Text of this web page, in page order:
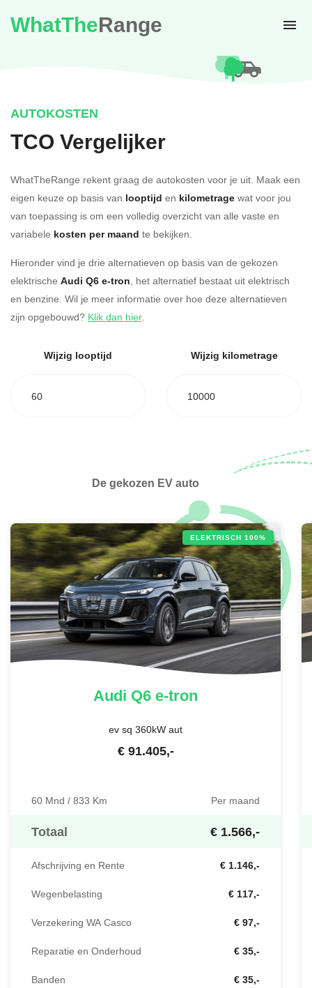
WhatTheRange
AUTOKOSTEN
TCO Vergelijker
WhatTheRange rekent graag de autokosten voor je uit. Maak een
eigen keuze op basis van looptijd en kilometrage wat voor jou
van toepassing is om een volledig overzicht van alle vaste en
variabele kosten per maand te bekijken.
Hieronder vind je drie alternatieven op basis van de gekozen
elektrische Audi Q6 e-tron, het alternatief bestaat uit elektrisch
en benzine. Wil je meer informatie over hoe deze alternatieven
zijn opgebouwd? Klik dan hier.
Wijzig looptijd
60
Wijzig kilometrage
10000
De gekozen EV auto
ELEKTRISCH 100%
Audi Q6 e-tron
ev sq 360kW aut
€ 91.405,-
60 Mnd / 833 Km Per maand
Totaal € 1.566,-
Afschrijving en Rente € 1.146,-
Wegenbelasting € 117,-
Verzekering WA Casco € 97,-
Reparatie en Onderhoud € 35,-
Banden € 35,-